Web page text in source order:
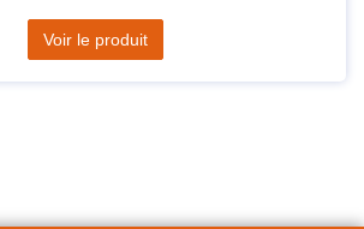
Voir le produit